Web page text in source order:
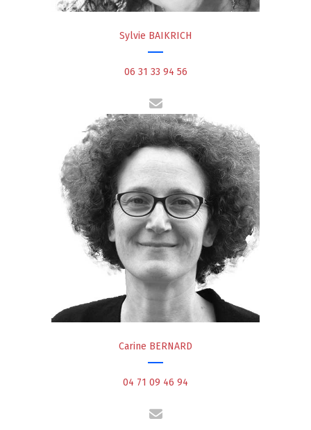
Sylvie BAIKRICH
06 31 33 94 56
Carine BERNARD
04 71 09 46 94